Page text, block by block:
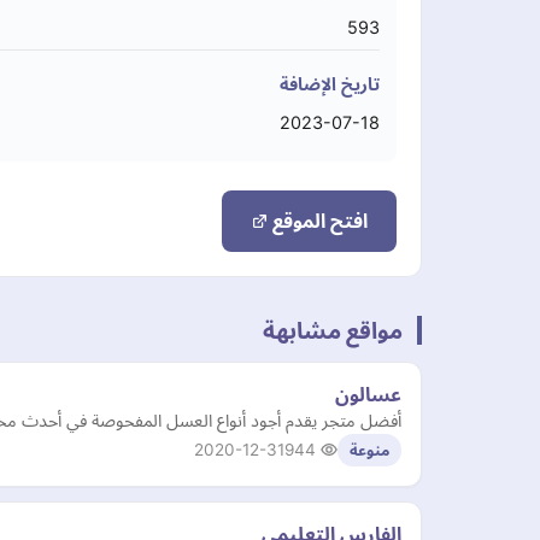
593
تاريخ الإضافة
2023-07-18
افتح الموقع
مواقع مشابهة
عسالون
أفضل متجر يقدم أجود أنواع العسل المفحوصة في أحدث
منوعة 2020-12-31
الفارس التعليمي